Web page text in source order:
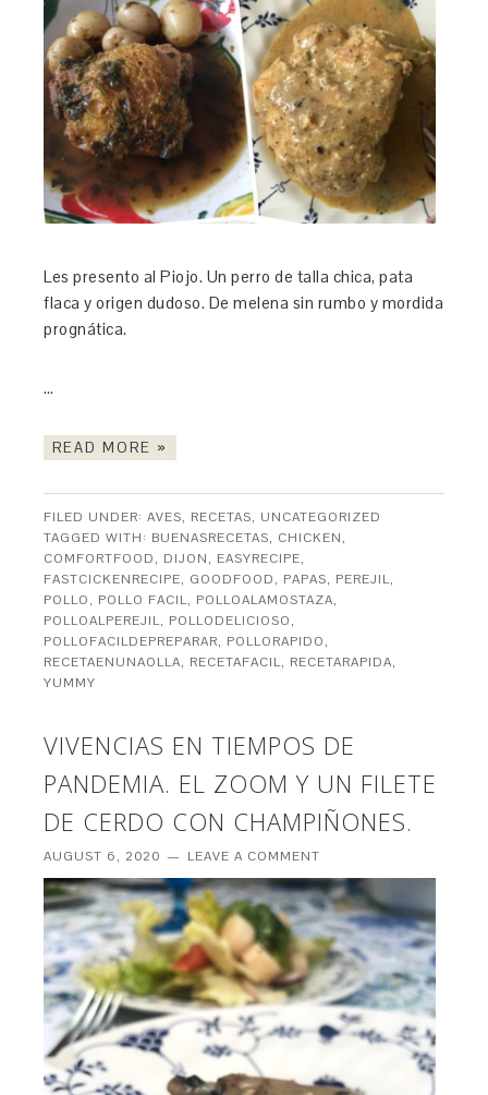
Les presento al Piojo. Un perro de talla chica, pata
flaca y origen dudoso. De melena sin rumbo y mordida
prognática.
…
READ MORE »
FILED UNDER:AVES, RECETAS, UNCATEGORIZED
TAGGED WITH: BUENASRECETAS, CHICKEN,
COMFORTFOOD, DIJON, EASYRECIPE,
FASTCICKENRECIPE, GOODFOOD, PAPAS, PEREJIL,
POLLO, POLLO FACIL, POLLOALAMOSTAZA,
POLLOALPEREJIL, POLLODELICIOSO,
POLLOFACILDEPREPARAR, POLLORAPIDO,
RECETAENUNAOLLA, RECETAFACIL, RECETARAPIDA,
YUMMY
VIVENCIAS EN TIEMPOS DE
PANDEMIA. EL ZOOM Y UN FILETE
DE CERDO CON CHAMPIÑONES.
AUGUST 6, 2020 LEAVE A COMMENT